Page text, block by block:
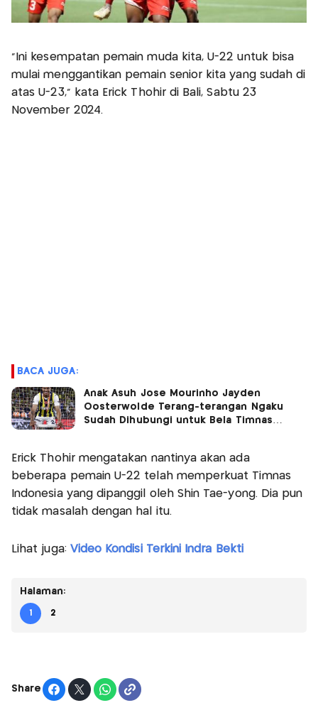
"Ini kesempatan pemain muda kita, U-22 untuk bisa
mulai menggantikan pemain senior kita yang sudah di
atas U-23," kata Erick Thohir di Bali, Sabtu 23
November 2024.
BACA JUGA:
Anak Asuh Jose Mourinho Jayden
Oosterwolde Terang-terangan Ngaku
Sudah Dihubungi untuk Bela Timnas
Erick Thohir mengatakan nantinya akan ada
beberapa pemain U-22 telah memperkuat Timnas
Indonesia yang dipanggil oleh Shin Tae-yong. Dia pun
tidak masalah dengan hal itu.
Lihat juga: Video Kondisi Terkini Indra Bekti
Halaman:
1 2
Share